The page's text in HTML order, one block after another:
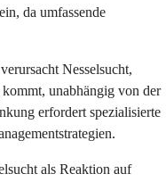
da umfassende
Nesselsucht,
unabhängig von der
erfordert spezialisierte
als Reaktion auf